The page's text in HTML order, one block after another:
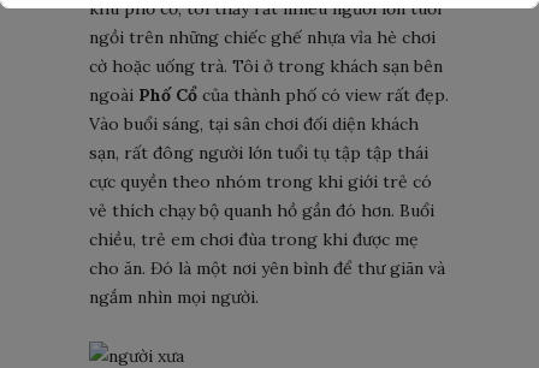
khu phố cổ, tôi thấy rất nhiều người lớn tuổi
ngồi trên những chiếc ghế nhựa vỉa hè chơi
cờ hoặc uống trà. Tôi ở trong khách sạn bên
ngoài Phố Cổ của thành phố có view rất đẹp.
Vào buổi sáng, tại sân chơi đối diện khách
sạn, rất đông người lớn tuổi tụ tập tập thái
cực quyền theo nhóm trong khi giới trẻ có
vẻ thích chạy bộ quanh hồ gần đó hơn. Buổi
chiều, trẻ em chơi đùa trong khi được mẹ
cho ăn. Đó là một nơi yên bình để thư giãn và
ngắm nhìn mọi người.
Yêu cầu tour du lịch